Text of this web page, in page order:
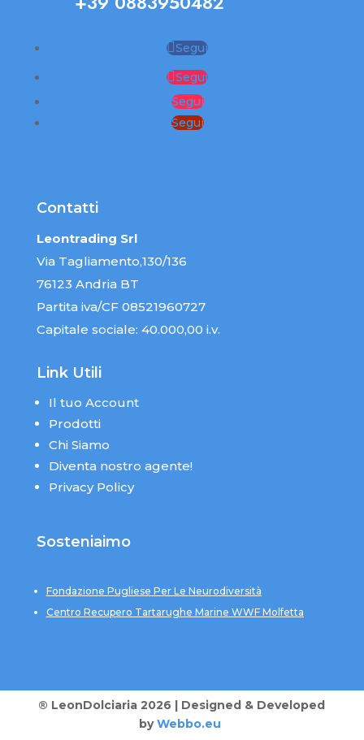
Segui
Segui
Segui
Segui
Contatti
Leontrading Srl
Via Tagliamento,130/136
76123 Andria BT
Partita iva/CF 08521960727
Capitale sociale: 40.000,00 i.v.
Link Utili
Il tuo Account
Prodotti
Chi Siamo
Diventa nostro agente!
Privacy Policy
Sosteniaimo
Fondazione Pugliese Per Le Neurodiversità
Centro Recupero Tartarughe Marine WWF Molfetta
® LeonDolciaria 2026 | Designed & Developed
by Webbo.eu